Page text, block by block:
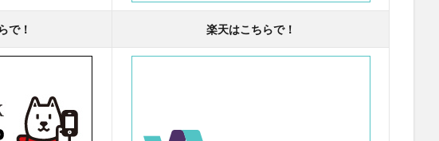
で！ 楽天はこちらで！